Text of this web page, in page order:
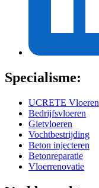
Specialisme:
UCRETE Vloeren
Bedrijfsvloeren
Gietvloeren
Vochtbestrijding
Beton injecteren
Betonreparatie
Vloerrenovatie